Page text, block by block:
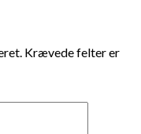
Krævede felter er